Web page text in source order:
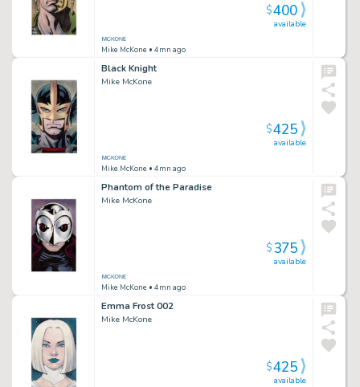
Mike McKone • 4mn ago
available
$400
Black Knight
Mike McKone
Mike McKone • 4mn ago
available
$425
Phantom of the Paradise
Mike McKone
Mike McKone • 4mn ago
available
$375
Emma Frost 002
Mike McKone
available
$425